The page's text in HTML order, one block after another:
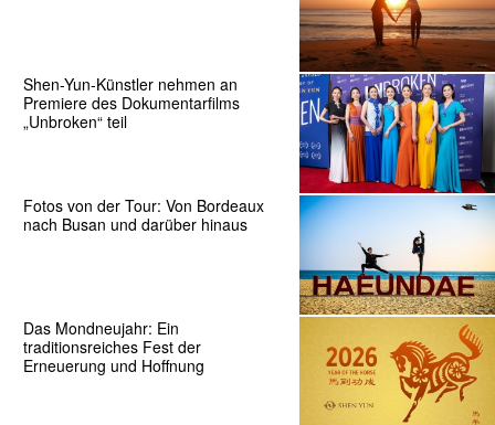
Shen-Yun-Künstler nehmen an
Premiere des Dokumentarfilms
„Unbroken“ teil
Fotos von der Tour: Von Bordeaux
nach Busan und darüber hinaus
Das Mondneujahr: Ein
traditionsreiches Fest der
Erneuerung und Hoffnung